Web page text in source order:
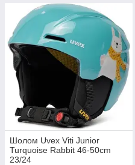
Шолом Uvex Viti Junior
Turquoise Rabbit 46-50cm
23/24